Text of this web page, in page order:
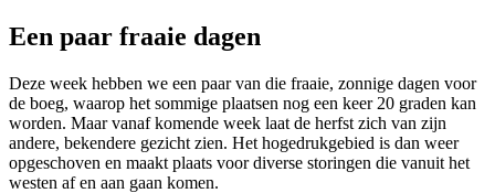
Een paar fraaie dagen
Deze week hebben we een paar van die fraaie, zonnige dagen voor
de boeg, waarop het sommige plaatsen nog een keer 20 graden kan
worden. Maar vanaf komende week laat de herfst zich van zijn
andere, bekendere gezicht zien. Het hogedrukgebied is dan weer
opgeschoven en maakt plaats voor diverse storingen die vanuit het
westen af en aan gaan komen.